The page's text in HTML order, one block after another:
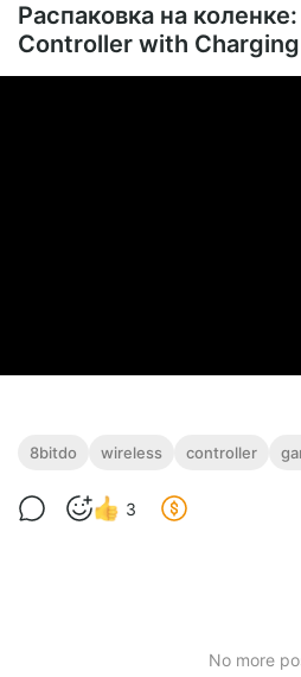
Распаковка на
Controller with
8bitdo wireless controller
3
No more